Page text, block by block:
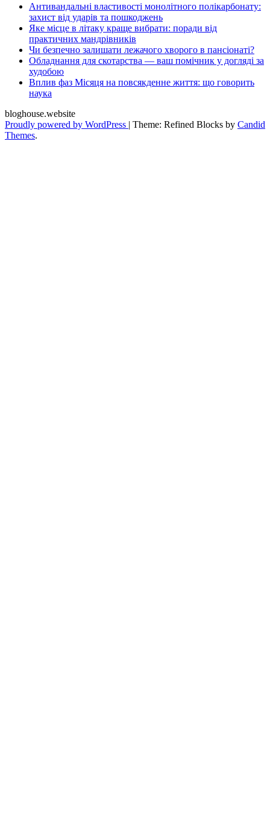
Антивандальні властивості монолітного полікарбонату:
захист від ударів та пошкоджень
Яке місце в літаку краще вибрати: поради від
практичних мандрівників
Чи безпечно залишати лежачого хворого в пансіонаті?
Обладнання для скотарства — ваш помічник у догляді за
худобою
Вплив фаз Місяця на повсякденне життя: що говорить
наука
bloghouse.website
Proudly powered by WordPress | Theme: Refined Blocks by Candid
Themes.